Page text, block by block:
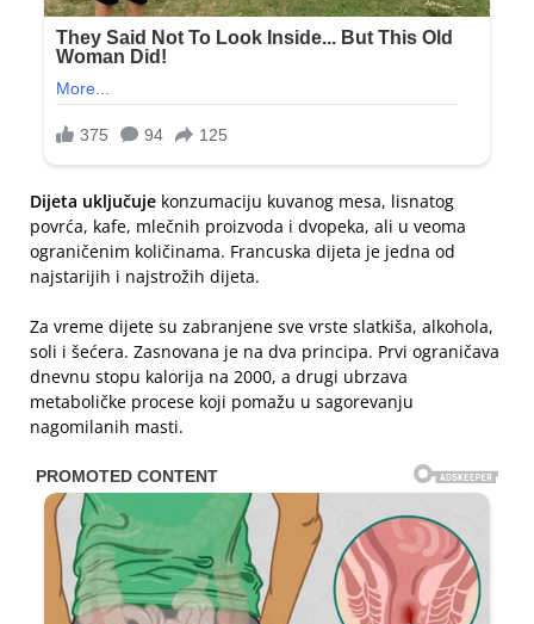
Dijeta uključuje konzumaciju kuvanog mesa, lisnatog
povrća, kafe, mlečnih proizvoda i dvopeka, ali u veoma
ograničenim količinama. Francuska dijeta je jedna od
najstarijih i najstrožih dijeta.
Za vreme dijete su zabranjene sve vrste slatkiša, alkohola,
soli i šećera. Zasnovana je na dva principa. Prvi ograničava
dnevnu stopu kalorija na 2000, a drugi ubrzava
metaboličke procese koji pomažu u sagorevanju
nagomilanih masti.